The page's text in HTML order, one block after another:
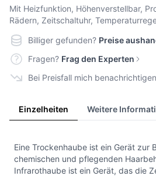
Mit Heizfunktion, Höhenverstellbar,
Rädern, Zeitschaltuhr,
Billiger gefunden? Preise
Fragen? Frag den Experten
Bei Preisfall mich benachrichtigen
Einzelheiten Weitere
Eine Trockenhaube ist ein Gerät zur
chemischen und pflegenden
Infrarothaube ist ein Gerät, das die